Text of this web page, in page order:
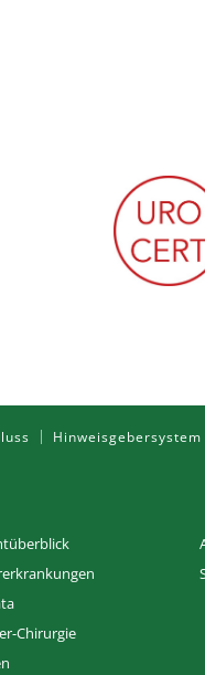
Hinweisgebersystem
Chirurgie